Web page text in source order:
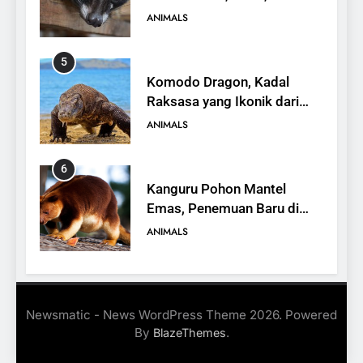
Peran dalam Ekosistem
ANIMALS
5
Komodo Dragon, Kadal
Raksasa yang Ikonik dari
Indonesia
ANIMALS
6
Kanguru Pohon Mantel
Emas, Penemuan Baru di
Dunia Satwa
ANIMALS
7
Cantang, Budidaya,
Keunggulan, dan Potensi
ANIMALS
Newsmatic - News WordPress Theme 2026. Powered
By BlazeThemes.